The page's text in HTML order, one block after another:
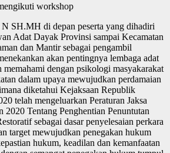
workshop
SH.MH di depan peserta yang dihadiri
Adat Dayak Provinsi sampai Kecamatan
dan Mantir sebagai pengambil
akan pentingnya lembaga adat
memahami dengan psikologi masyakarakat
dalam upaya mewujudkan perdamaian
diketahui Kejaksaan Republik
telah mengeluarkan Peraturan Jaksa
Tentang Penghentian Penuntutan
sebagai dasar penyelesaian perkara
target mewujudkan penegakan hukum
hukum, keadilan dan kemanfaatan